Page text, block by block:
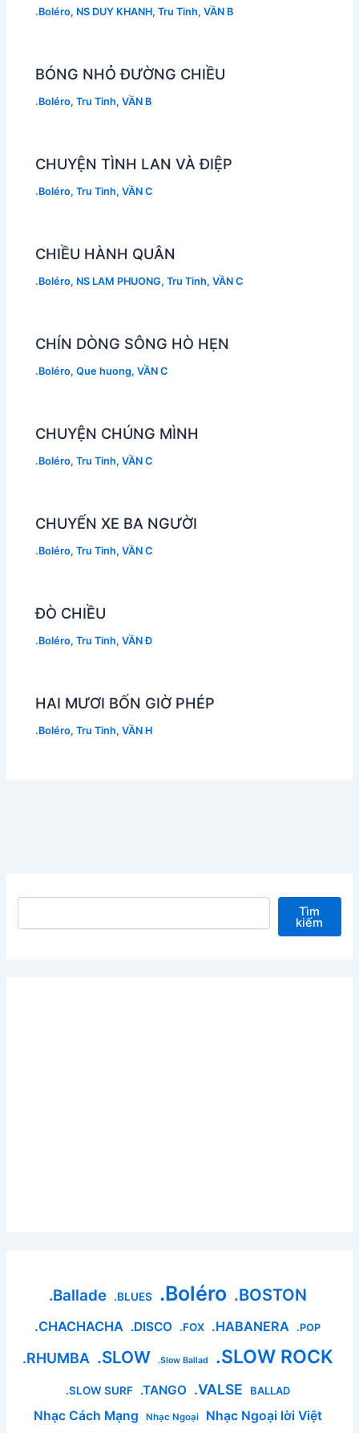
.Boléro, NS DUY KHANH,Tru Tinh,VẦN B
BÓNG NHỎ ĐƯỜNG CHIỀU
.Boléro,Tru Tinh,VẦN B
CHUYỆN TÌNH LAN VÀ ĐIỆP
.Boléro,Tru Tinh,VẦN C
CHIỀU HÀNH QUÂN
.Boléro, NS LAM PHUONG,Tru Tinh,VẦN C
CHÍN DÒNG SÔNG HÒ HẸN
.Boléro,Que huong,VẦN C
CHUYỆN CHÚNG MÌNH
.Boléro,Tru Tinh,VẦN C
CHUYẾN XE BA NGƯỜI
.Boléro,Tru Tinh,VẦN C
ĐÒ CHIỀU
.Boléro,Tru Tinh,VẦN Đ
HAI MƯƠI BỐN GIỜ PHÉP
.Boléro,Tru Tinh,VẦN H
Tìm kiếm Tìm
kiếm
.Ballade .BLUES .Boléro .BOSTON
.CHACHACHA .DISCO .FOX .HABANERA .POP
.RHUMBA .SLOW .Slow Ballad .SLOW ROCK
.SLOW SURF .TANGO .VALSE BALLAD
Nhạc Cách Mạng Nhạc Ngoại Nhạc Ngoại lời Việt